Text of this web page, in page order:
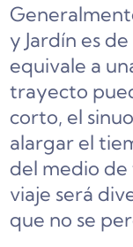
y Jardín es
equivale a
trayecto
corto, el
alargar el
del medio
viaje será
que no se